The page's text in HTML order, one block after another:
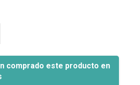
comprado este producto en